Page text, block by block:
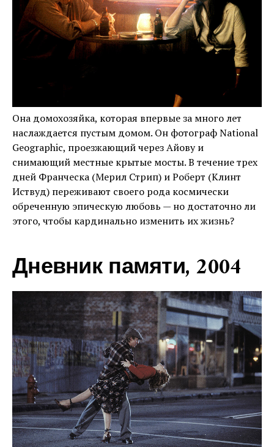
Она домохозяйка, которая впервые за много лет
наслаждается пустым домом. Он фотограф National
Geographic, проезжающий через Айову и
снимающий местные крытые мосты. В течение трех
дней Франческа (Мерил Стрип) и Роберт (Клинт
Иствуд) переживают своего рода космически
обреченную эпическую любовь — но достаточно ли
этого, чтобы кардинально изменить их жизнь?
Дневник памяти, 2004